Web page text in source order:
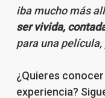
iba mucho más
ser vivida,
para una película,
¿Quieres
experiencia?